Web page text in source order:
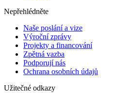
Nepřehlédněte
Naše poslání a vize
Výroční zprávy
Projekty a financování
Zpětná vazba
Podporují nás
Ochrana osobních údajů
Užitečné odkazy